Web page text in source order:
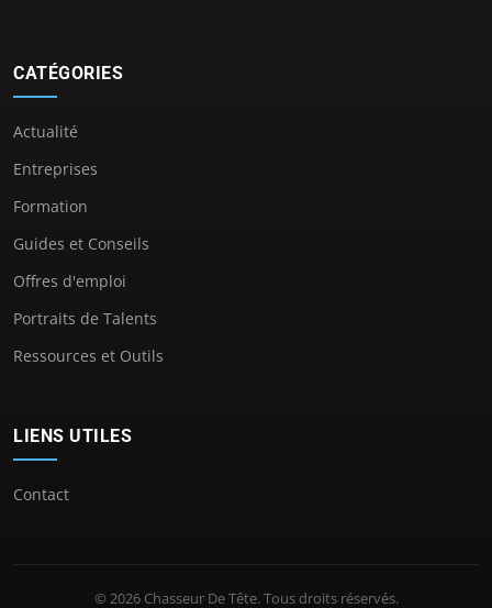
CATÉGORIES
Actualité
Entreprises
Formation
Guides et Conseils
Offres d'emploi
Portraits de Talents
Ressources et Outils
LIENS UTILES
Contact
© 2026 Chasseur De Tête. Tous droits réservés.